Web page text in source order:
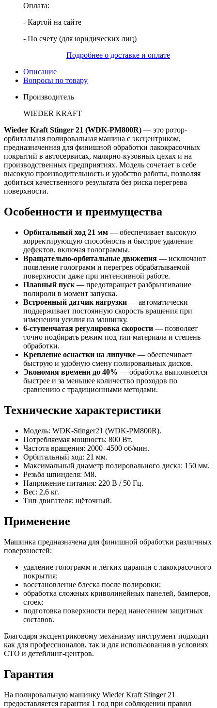
Оплата:
- Картой на сайте
- По счету (для юридических лиц)
Подробнее о доставке и оплате
Описание
Вопросы по товару
Производитель
WIEDER KRAFT
Wieder Kraft Stinger 21 (WDK-PM800R) — это ротор-
орбитальная полировальная машина с эксцентриком,
предназначенная для финишной обработки лакокрасочных
покрытий в автосервисах, малярно-кузовных цехах и на
производственных предприятиях. Модель сочетает в себе
высокую производительность и удобство работы, позволяя
добиться качественного результата без риска перегрева
поверхности.
Особенности и преимущества
Орбитальный ход 21 мм — обеспечивает высокую
корректирующую способность и быстрое удаление
дефектов, включая голограммы.
Вращательно-орбитальные движения — исключают
появление голограмм и перегрев обрабатываемой
поверхности даже при интенсивной работе.
Плавный пуск — предотвращает разбрызгивание
полироли в момент запуска.
Встроенный датчик нагрузки — автоматически
поддерживает постоянную скорость вращения при
изменении усилия на машинку.
6-ступенчатая регулировка скорости — позволяет
точно подбирать режим под тип материала и степень
обработки.
Крепление оснастки на липучке — обеспечивает
быструю и удобную смену полировальных дисков.
Экономия времени до 40% — обработка выполняется
быстрее и за меньшее количество проходов по
сравнению с традиционными методами.
Технические характеристики
Модель: WDK-Stinger21 (WDK-PM800R).
Потребляемая мощность: 800 Вт.
Частота вращения: 2000–4500 об/мин.
Орбитальный ход: 21 мм.
Максимальный диаметр полировального диска: 150 мм.
Резьба шпинделя: M8.
Напряжение питания: 220 В / 50 Гц.
Вес: 2,6 кг.
Тип двигателя: щёточный.
Применение
Машинка предназначена для финишной обработки различных
поверхностей:
удаление голограмм и лёгких царапин с лакокрасочного
покрытия;
восстановление блеска после полировки;
обработка сложных криволинейных панелей, бамперов,
стоек;
подготовка поверхности перед нанесением защитных
составов.
Благодаря эксцентриковому механизму инструмент подходит
как для профессионалов, так и для использования в условиях
СТО и детейлинг-центров.
Гарантия
На полировальную машинку Wieder Kraft Stinger 21
предоставляется гарантия 1 год при соблюдении правил